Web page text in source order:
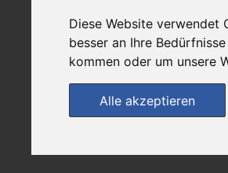
Diese Website verwendet
besser an Ihre
kommen oder um unsere
Alle akzeptieren